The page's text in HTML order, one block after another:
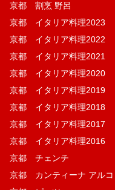
京都 割烹 野呂
京都 イタリア料理2023
京都 イタリア料理2022
京都 イタリア料理2021
京都 イタリア料理2020
京都 イタリア料理2019
京都 イタリア料理2018
京都 イタリア料理2017
京都 イタリア料理2016
京都 チェンチ
京都 カンティーナ アルコ